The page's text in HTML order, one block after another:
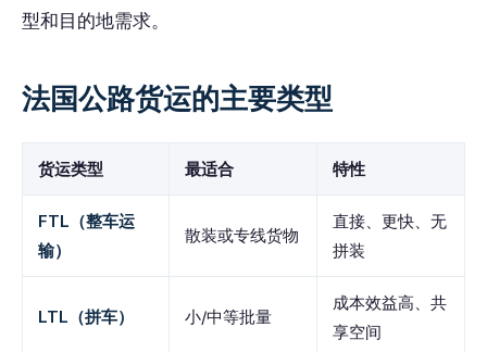
型和目的地需求。
法国公路货运的主要类型
货运类型 最适合 特性
FTL（整车运
输）
散装或专线货物
直接、更快、无
拼装
LTL（拼车） 小/中等批量
成本效益高、共
享空间